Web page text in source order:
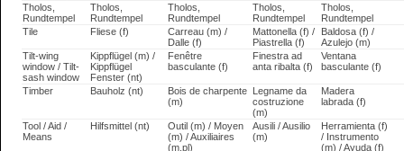
Tholos,
Rundtempel
Tholos,
Rundtempel
Tholos,
Rundtempel
Tholos,
Rundtempel
Tholos,
Rundtempel
Tile
Fliese (f)
Carreau (m) /
Dalle (f)
Mattonella (f) /
Piastrella (f)
Baldosa (f) /
Azulejo (m)
Tilt-wing
window / Tilt-
sash window
Kippflügel (m) /
Kippflügel
Fenster (nt)
Fenêtre
basculante (f)
Finestra ad
anta ribalta (f)
Ventana
basculante (f)
Timber Bauholz (nt)
Bois de charpente
(m)
Legname da
costruzione
(m)
Madera
labrada (f)
Tool / Aid /
Means
Hilfsmittel (nt)
Outil (m) / Moyen
(m) / Auxiliaires
(m.pl)
Ausili / Ausilio
(m)
Herramienta (f)
/ Instrumento
(m) / Ayuda (f)